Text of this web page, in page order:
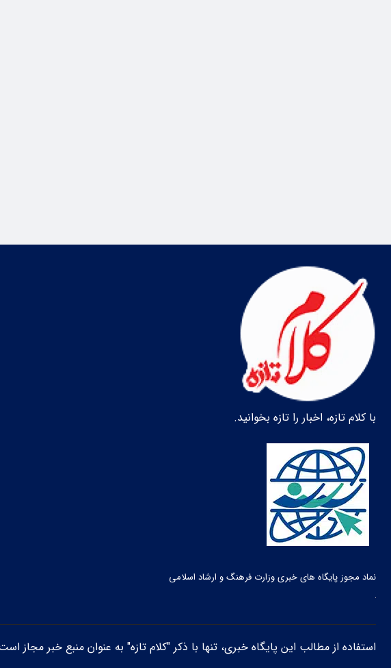
با کلام تازه، اخبار را تازه بخوانید.
نماد مجوز پایگاه های خبری وزارت فرهنگ و ارشاد اسلامی
استفاده از مطالب این پایگاه خبری، تنها با ذکر "کلام تازه" به عنوان منبع خبر